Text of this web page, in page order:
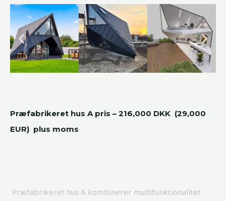
Præfabrikeret hus A pris – 216,000 DKK (29,000
EUR) plus moms
Præfabrikeret hus A kombinerer multifunktionalitet